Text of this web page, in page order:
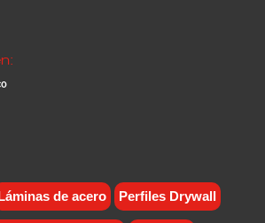
de acero Perfiles Drywall